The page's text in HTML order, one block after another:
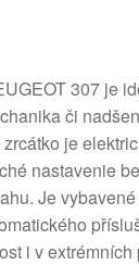
307 je
či
je
nastavenie
Je
i v extrémních